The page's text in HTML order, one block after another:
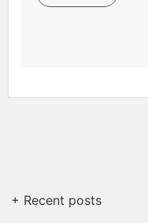
+ Recent posts